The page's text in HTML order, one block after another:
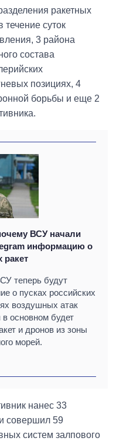
ракетных
течение суток
3 района
состава
позициях, 4
борьбы и еще 2
ВСУ начали
информацию о
ракет
теперь будут
о пусках российских
воздушных атак
основном будет
и дронов из зоны
морей.
нанес 33
совершил 59
систем залпового